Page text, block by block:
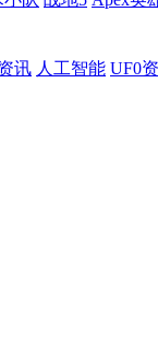
讯 人工智能 UF0